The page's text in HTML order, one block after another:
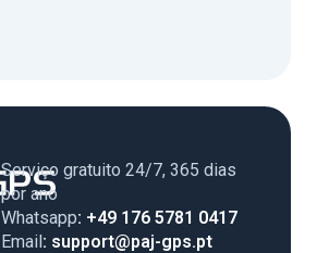
Serviço gratuito 24/7, 365 dias
por ano
Whatsapp: +49 176 5781 0417
Email: support@paj-gps.pt